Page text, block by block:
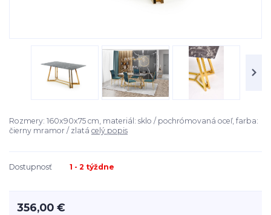
Rozmery: 160x90x75 cm, materiál: sklo / pochrómovaná oceľ, farba:
čierny mramor / zlatá celý popis
Dostupnosť 1 - 2 týždne
356,00 €